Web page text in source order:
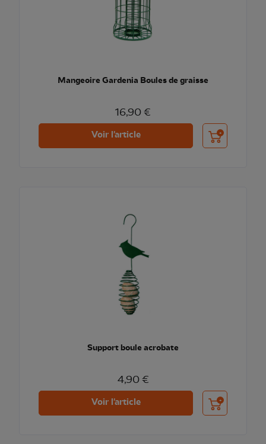
Mangeoire Gardenia Boules de graisse
16,90 €
Voir l'article Ajouter au
Support boule acrobate
4,90 €
Voir l'article Ajouter au